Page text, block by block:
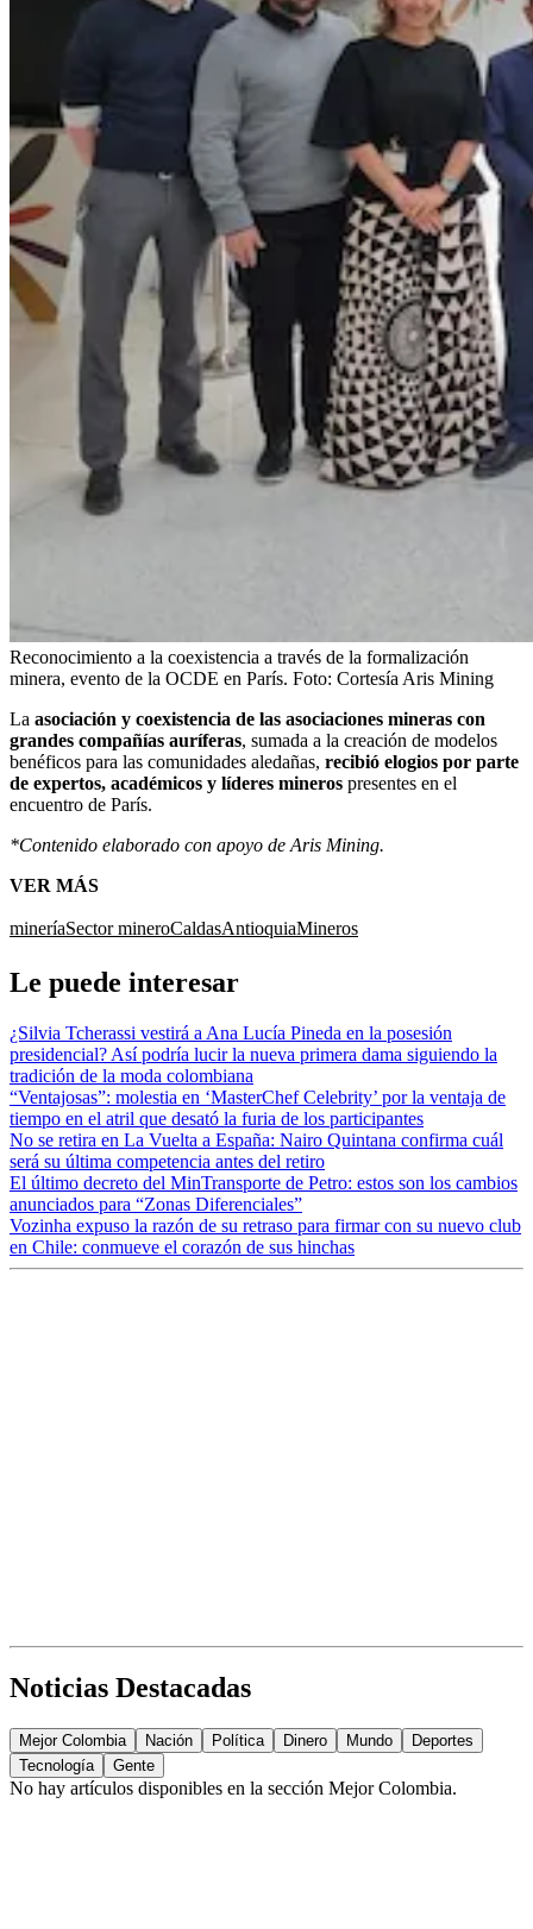
Reconocimiento a la coexistencia a través de la formalización
minera, evento de la OCDE en París. Foto: Cortesía Aris Mining
La asociación y coexistencia de las asociaciones mineras con
grandes compañías auríferas, sumada a la creación de modelos
benéficos para las comunidades aledañas, recibió elogios por parte
de expertos, académicos y líderes mineros presentes en el
encuentro de París.
*Contenido elaborado con apoyo de Aris Mining.
VER MÁS
mineríaSector mineroCaldasAntioquiaMineros
Le puede interesar
¿Silvia Tcherassi vestirá a Ana Lucía Pineda en la posesión
presidencial? Así podría lucir la nueva primera dama siguiendo la
tradición de la moda colombiana
“Ventajosas”: molestia en ‘MasterChef Celebrity’ por la ventaja de
tiempo en el atril que desató la furia de los participantes
No se retira en La Vuelta a España: Nairo Quintana confirma cuál
será su última competencia antes del retiro
El último decreto del MinTransporte de Petro: estos son los cambios
anunciados para “Zonas Diferenciales”
Vozinha expuso la razón de su retraso para firmar con su nuevo club
en Chile: conmueve el corazón de sus hinchas
Noticias Destacadas
Mejor Colombia Nación Política Dinero Mundo
Deportes
Tecnología
Gente
No hay artículos disponibles en la sección Mejor Colombia.